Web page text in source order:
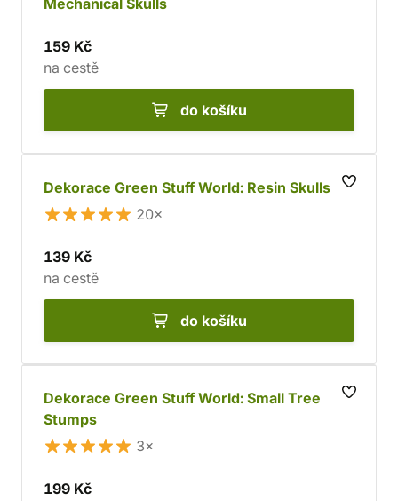
Mechanical Skulls
159 Kč
na cestě
do košíku
Dekorace Green Stuff World: Resin Skulls
20×
139 Kč
na cestě
do košíku
Dekorace Green Stuff World: Small Tree
Stumps
3×
199 Kč